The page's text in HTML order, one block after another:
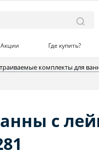
Акции Где купить?
комплекты для
с